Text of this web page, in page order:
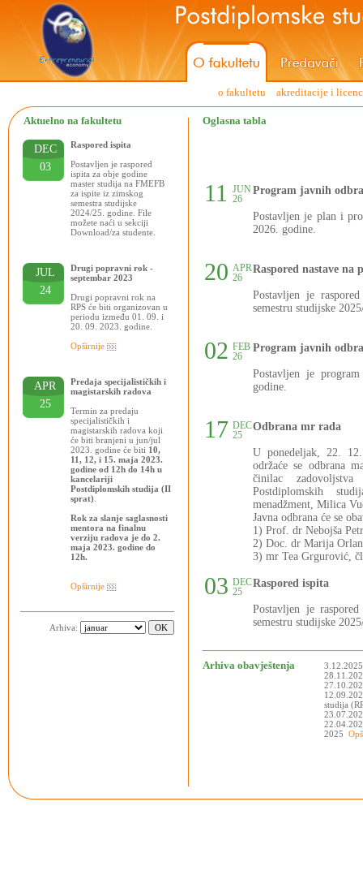
o fakultetu akreditacije i
Aktuelno na fakultetu Oglasna tabla
DEC
03
Raspored ispita
Postavljen je raspored
ispita za obje godine
master studija na FMEFB
za ispite iz zimskog
semestra studijske
2024/25. godine. File
možete naći u sekciji
Download/za studente.
JUL
24
Drugi popravni rok -
septembar 2023
Drugi popravni rok na
RPS će biti organizovan u
periodu između 01. 09. i
20. 09. 2023. godine.
Opširnije
APR
25
Predaja specijalističkih i
magistarskih radova
Termin za predaju
specijalističkih i
magistarskih radova koji
će biti branjeni u jun/jul
2023. godine će biti 10,
11, 12, i 15. maja 2023.
godine od 12h do 14h u
kancelariji
Postdiplomskih studija (II
sprat)
Rok za slanje saglasnosti
mentora na finalnu
verziju radova je do 2.
maja 2023. godine do
12h.
Opširnije
Arhiva:
11
JUN
26
Program javnih
Postavljen je plan i
2026. godine.
20 APR
26
Raspored nastave na
Postavljen je
semestru studijske
02 FEB
26
Program javnih
Postavljen je
godine.
17 DEC
25
Odbrana mr rada
U ponedeljak, 22.
održaće se odbrana
činilac
Postdiplomskih
menadžment, Milica
Javna odbrana će se
1) Prof. dr Nebojša
2) Doc. dr Marija
3) mr Tea Grgurović,
03 DEC
25
Raspored ispita
Postavljen je
semestru studijske
Arhiva obavještenja
studija
2025